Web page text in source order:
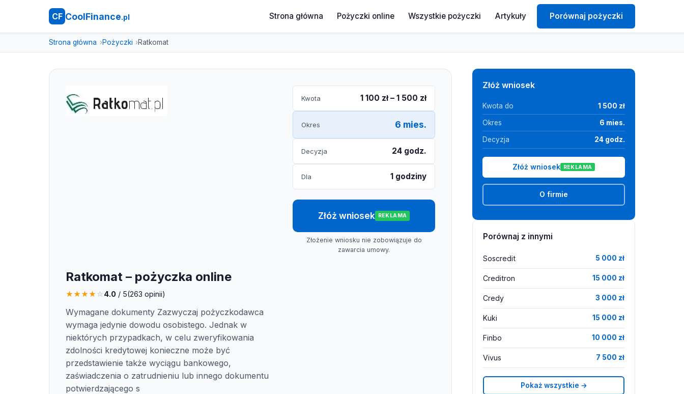
CF CoolFinance.pl Strona główna Pożyczki online Wszystkie pożyczki Artykuły Porównaj pożyczki
Strona główna Pożyczki Ratkomat
Ratkomat – pożyczka online
★★★★☆4.0 / 5(263 opinii)
Wymagane dokumenty Zazwyczaj pożyczkodawca
wymaga jedynie dowodu osobistego. Jednak w
niektórych przypadkach, w celu zweryfikowania
zdolności kredytowej konieczne może być
przedstawienie także wyciągu bankowego,
zaświadczenia o zatrudnieniu lub innego dokumentu
potwierdzającego s
Kwota 1 100 zł – 1 500 zł
Okres 6 mies.
Decyzja 24 godz.
Dla 1 godziny
Złóż wniosek REKLAMA
Złożenie wniosku nie zobowiązuje do
zawarcia umowy.
Złóż wniosek
Kwota do 1 500 zł
Okres 6 mies.
Decyzja 24 godz.
Złóż wniosek REKLAMA
O firmie
Porównaj z innymi
Soscredit 5 000 zł
Creditron 15 000 zł
Credy 3 000 zł
Kuki 15 000 zł
Finbo 10 000 zł
Vivus 7 500 zł
Pokaż wszystkie →